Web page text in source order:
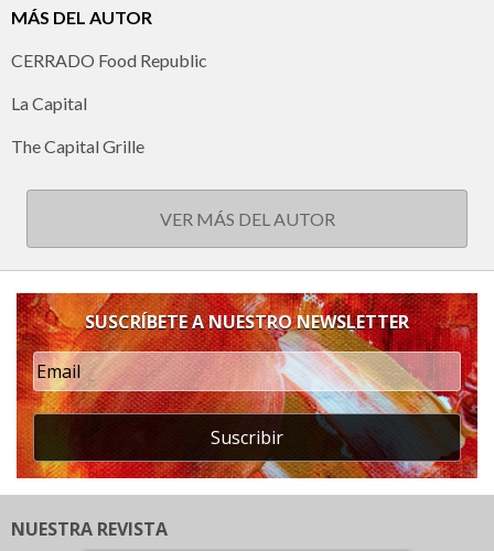
MÁS DEL AUTOR
CERRADO Food Republic
La Capital
The Capital Grille
VER MÁS DEL AUTOR
SUSCRÍBETE A NUESTRO NEWSLETTER
Suscribir
NUESTRA REVISTA